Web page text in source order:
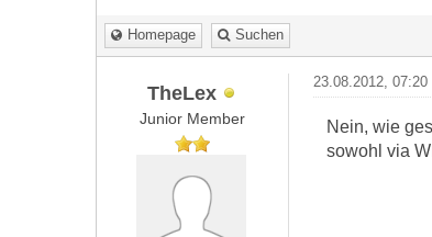
Homepage Suchen
TheLex
Junior Member
23.08.2012, 07:20
Nein, wie
sowohl via